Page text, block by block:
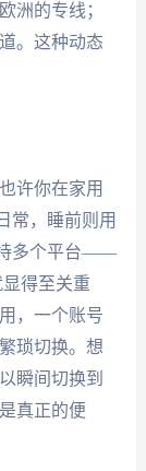
洲的专线；
。这种动态
许你在家用
常，睡前则用
持多个平台——
得至关重
，一个账号
琐切换。想
瞬间切换到
真正的便